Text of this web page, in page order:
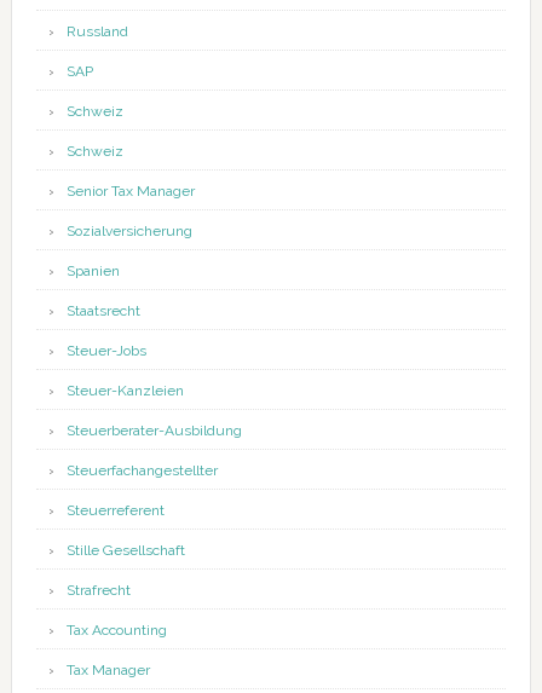
Russland
SAP
Schweiz
Schweiz
Senior Tax Manager
Sozialversicherung
Spanien
Staatsrecht
Steuer-Jobs
Steuer-Kanzleien
Steuerberater-Ausbildung
Steuerfachangestellter
Steuerreferent
Stille Gesellschaft
Strafrecht
Tax Accounting
Tax Manager